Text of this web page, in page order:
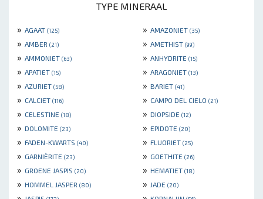
TYPE MINERAAL
» AGAAT (125) » AMAZONIET (35)
» AMBER (21) » AMETHIST (99)
» AMMONIET (63) » ANHYDRITE (15)
» APATIET (15) » ARAGONIET (13)
» AZURIET (58) » BARIET (41)
» CALCIET (116) » CAMPO DEL CIELO (21)
» CELESTINE (18) » DIOPSIDE (12)
» DOLOMITE (23) » EPIDOTE (20)
» FADEN-KWARTS (40) » FLUORIET (25)
» GARNIÈRITE (23) » GOETHITE (26)
» GROENE JASPIS (20) » HEMATIET (18)
» HOMMEL JASPER (80) » JADE (20)